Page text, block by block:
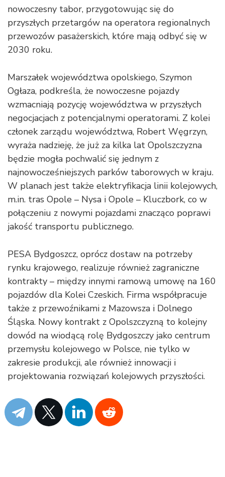
nowoczesny tabor, przygotowując się do
przyszłych przetargów na operatora regionalnych
przewozów pasażerskich, które mają odbyć się w
2030 roku.
Marszałek województwa opolskiego, Szymon
Ogłaza, podkreśla, że nowoczesne pojazdy
wzmacniają pozycję województwa w przyszłych
negocjacjach z potencjalnymi operatorami. Z kolei
członek zarządu województwa, Robert Węgrzyn,
wyraża nadzieję, że już za kilka lat Opolszczyzna
będzie mogła pochwalić się jednym z
najnowocześniejszych parków taborowych w kraju.
W planach jest także elektryfikacja linii kolejowych,
m.in. tras Opole – Nysa i Opole – Kluczbork, co w
połączeniu z nowymi pojazdami znacząco poprawi
jakość transportu publicznego.
PESA Bydgoszcz, oprócz dostaw na potrzeby
rynku krajowego, realizuje również zagraniczne
kontrakty – między innymi ramową umowę na 160
pojazdów dla Kolei Czeskich. Firma współpracuje
także z przewoźnikami z Mazowsza i Dolnego
Śląska. Nowy kontrakt z Opolszczyzną to kolejny
dowód na wiodącą rolę Bydgoszczy jako centrum
przemysłu kolejowego w Polsce, nie tylko w
zakresie produkcji, ale również innowacji i
projektowania rozwiązań kolejowych przyszłości.